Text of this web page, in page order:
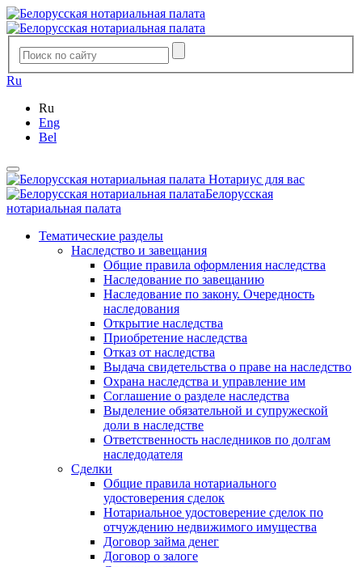
Ru
Ru
Eng
Bel
Нотариус для вас
Белорусская
нотариальная палата
Тематические разделы
Наследство и завещания
Общие правила оформления наследства
Наследование по завещанию
Наследование по закону. Очередность
наследования
Открытие наследства
Приобретение наследства
Отказ от наследства
Выдача свидетельства о праве на наследство
Охрана наследства и управление им
Соглашение о разделе наследства
Выделение обязательной и супружеской
доли в наследстве
Ответственность наследников по долгам
наследодателя
Сделки
Общие правила нотариального
удостоверения сделок
Нотариальное удостоверение сделок по
отчуждению недвижимого имущества
Договор займа денег
Договор о залоге